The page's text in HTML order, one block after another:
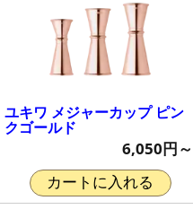
ユキワ メジャーカップ ピン
クゴールド
6,050円～
カートに入れる